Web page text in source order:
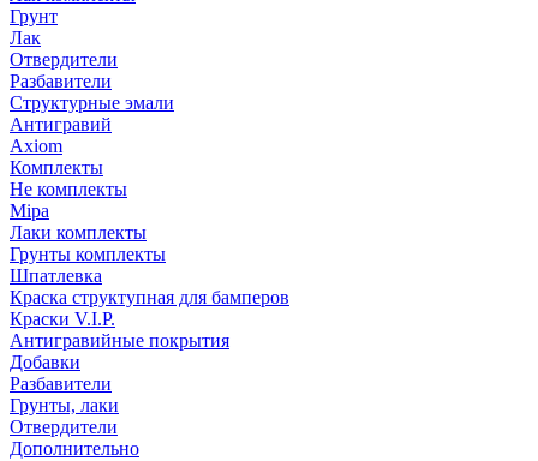
Грунт
Лак
Отвердители
Разбавители
Структурные эмали
Антигравий
Axiom
Комплекты
Не комплекты
Mipa
Лаки комплекты
Грунты комплекты
Шпатлевка
Краска структупная для бамперов
Краски V.I.P.
Антигравийные покрытия
Добавки
Разбавители
Грунты, лаки
Отвердители
Дополнительно